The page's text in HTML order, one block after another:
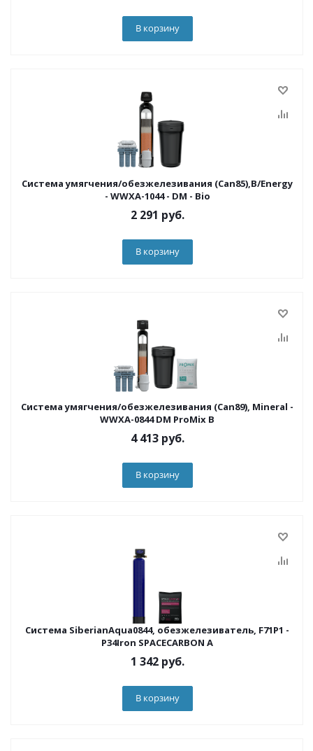
В корзину
Система умягчения/обезжелезивания (Can85),B/Energy
- WWXA-1044 - DM - Bio
2 291 руб.
В корзину
Система умягчения/обезжелезивания (Can89), Mineral -
WWXA-0844 DM ProMix B
4 413руб.
В корзину
Система SiberianAqua0844, обезжелезиватель, F71P1 -
P34Iron SPACECARBON A
1 342руб.
В корзину